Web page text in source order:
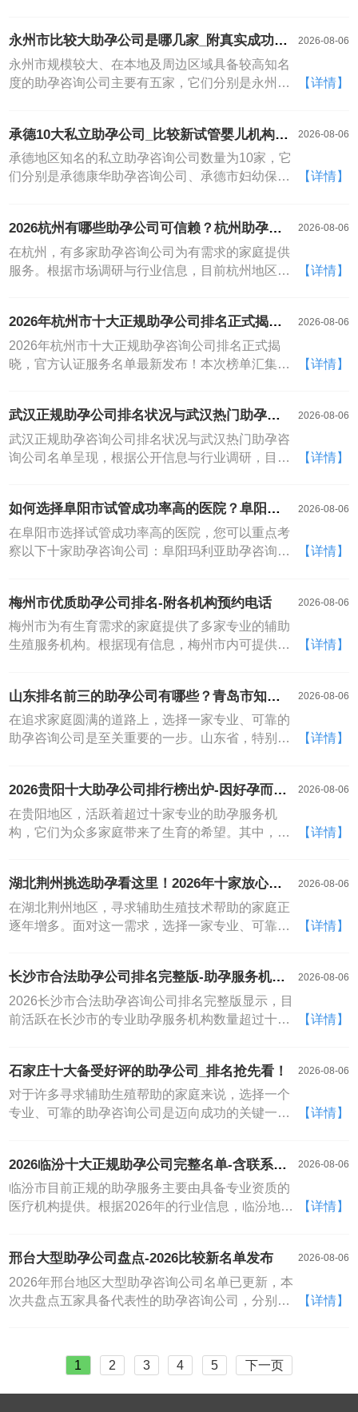
孕管理、商丘圆梦生育健康咨询、商丘送子鸟生殖
关爱中心、商丘盼宝家庭计划顾问
司、哈尔滨市红十字中心医院生殖医学科以及哈尔
滨嘉润国际医院生殖健康与不孕症专科。这份哈尔
滨助孕咨询公司名大全为众多不孕不育夫妇提供了
适的选择提供参考
永州市比较大助孕公司是哪几家_附真实成功率
与价格明细
2026-08-06
永州市规模较大、在本地及周边区域具备较高知名
度的助孕咨询公司主要有五家，它们分别是永州华
孕缘家庭规划中心。本名单旨在提供信息参考，排
名不分先后。以下将为您详细解析这五家永州市比
较大助孕咨询公司的核心优势、真实成功率与具体
注于辅助生殖技术的专科医院，拥有独立的助孕咨
询公司
【详情】
承德10大私立助孕公司_比较新试管婴儿机构排
名榜单发布
2026-08-06
承德地区知名的私立助孕咨询公司数量为10家，它
们分别是承德康华助孕咨询公司、承德市妇幼保健
院、承德协和医院、承德百佳助孕咨询公司、承德
俪人医院以及承德美中宜和妇儿医院。在承德，多
家私立助孕咨询公司凭借其专业的技术和贴心的服
面地了解各机构的特色与优势，以便做出合适的选
择。以下排名不分先后，仅供您参考
【详情】
2026杭州有哪些助孕公司可信赖？杭州助孕公
司前十强排名榜单
2026-08-06
在杭州，有多家助孕咨询公司为有需求的家庭提供
服务。根据市场调研与行业信息，目前杭州地区较
限于：杭州天禧助孕、杭州添一助孕、杭州新生助
孕、杭州好孕时光助孕、杭州传承助孕、杭州爱维
助孕、杭州幸孕草助孕、杭州圆梦助孕、杭州宝孕
供多元选择。需要特别说明的是，任何排名榜单均
仅供参考，实际选择需结合自身情况进行实地考察
与综合评估
【详情】
2026年杭州市十大正规助孕公司排名正式揭晓-
官方认证服务名单比较新发布！
2026-08-06
2026年杭州市十大正规助孕咨询公司排名正式揭
晓，官方认证服务名单最新发布！本次榜单汇集了
司、杭州广仁医院、杭州天目山医院、杭州玛莉亚
助孕咨询公司、杭州虹桥医院、杭州新城医院以及
杭州复旦医院共十家正规助孕咨询公司，为有需求
咨询公司成为许多家庭实现生育梦想的关键一步
【详情】
武汉正规助孕公司排名状况与武汉热门助孕公
司名单呈现
2026-08-06
武汉正规助孕咨询公司排名状况与武汉热门助孕咨
询公司名单呈现，根据公开信息与行业调研，目前
生殖中心、武汉同济生殖医学专科医院、武汉华孕
宝助孕中心、武汉康健妇婴医院以及武汉送子鸟生
殖健康医院等，构成了本地的助孕咨询公司名大
汉作为华中地区的医疗重镇，汇聚了众多在辅助生
殖领域各具特色的正规机构
【详情】
如何选择阜阳市试管成功率高的医院？阜阳十
大助孕公司推荐！
2026-08-06
在阜阳市选择试管成功率高的医院，您可以重点考
察以下十家助孕咨询公司：阜阳玛利亚助孕咨询公
院、阜阳同济医院、阜阳华夏医院、阜阳仁和医
院、阜阳颍州助孕咨询公司。对于许多渴望拥有宝
宝的家庭而言，选择一家技术可靠、成功率高的助
者提供了更多选择
【详情】
梅州市优质助孕公司排名-附各机构预约电话 2026-08-06
梅州市为有生育需求的家庭提供了多家专业的辅助
生殖服务机构。根据现有信息，梅州市内可提供专
中心以及梅州福音生育健康咨询中心等（排名不分
先后）。这份梅州助孕咨询公司名大全旨在为您提
供清晰的参考。下文将为您详细梳理这些优质梅州
早获得人类辅助生殖技术资质的专业医疗机构之
一，隶属于全国知名的爱维艾夫医疗集团
【详情】
山东排名前三的助孕公司有哪些？青岛市知名
助孕公司比较新榜单揭晓
2026-08-06
在追求家庭圆满的道路上，选择一家专业、可靠的
助孕咨询公司是至关重要的一步。山东省，特别是
为您梳理相关信息，帮助您更清晰地了解山东地
区，尤其是青岛市的知名助孕服务资源，为您的选
择提供有价值的参考。山东排名前三的助孕咨询公
理与法律法规，我国对此有明确的管理规定
【详情】
2026贵阳十大助孕公司排行榜出炉-因好孕而
生！
2026-08-06
在贵阳地区，活跃着超过十家专业的助孕服务机
构，它们为众多家庭带来了生育的希望。其中，贵
幸孕坊助孕服务、贵阳爱维健康生殖中心、贵阳孕
动力助孕咨询、贵阳福孕国际生育辅助中心、贵阳
圆梦生育指导中心以及贵阳传承辅助生殖咨询等，
辅助生殖技术的不断进步与社会观念的日益开放，
越来越多的家庭开始寻求专业的助孕服务以实现生
育梦想
【详情】
湖北荆州挑选助孕看这里！2026年十家放心机
构名单（请收藏）
2026-08-06
在湖北荆州地区，寻求辅助生殖技术帮助的家庭正
逐年增多。面对这一需求，选择一家专业、可靠且
询公司（排名不分先后），旨在为您提供一份详实
的参考信息，帮助您在2026年的求孕之路上做出更
明智的决策
【详情】
长沙市合法助孕公司排名完整版-助孕服务机构
汇总！
2026-08-06
2026长沙市合法助孕咨询公司排名完整版显示，目
前活跃在长沙市的专业助孕服务机构数量超过十余
咨询公司、长沙新生助孕以及长沙真爱助孕之家
等。这些机构共同构成了长沙地区生殖健康服务的
重要力量，为不同需求的家庭提供了多样化的选
【详情】
石家庄十大备受好评的助孕公司_排名抢先看！ 2026-08-06
对于许多寻求辅助生殖帮助的家庭来说，选择一个
专业、可靠的助孕咨询公司是迈向成功的关键一
家庄地区十家备受关注和好评的助孕咨询公司，提
供详细的参考信息（排名不分先后）。希望能为您
在寻找合适助孕伙伴的路上提供清晰的指引。在石
【详情】
2026临汾十大正规助孕公司完整名单-含联系方
式速看！
2026-08-06
临汾市目前正规的助孕服务主要由具备专业资质的
医疗机构提供。根据2026年的行业信息，临汾地区
临汾博爱医院辅助生殖科、临汾曙光医院不孕不育
诊疗中心、临汾协和医院生殖健康与不孕症专业、
临汾华康医院辅助生殖门诊、临汾天伦不孕不育医
询公司名大全为有需求的家庭提供了重要的参考方
【详情】
邢台大型助孕公司盘点-2026比较新名单发布 2026-08-06
2026年邢台地区大型助孕咨询公司名单已更新，本
次共盘点五家具备代表性的助孕咨询公司，分别是
遗传医院以及邢台圆梦生育咨询服务机构，构成一
份详实的邢台助孕咨询公司名大全。随着辅助生殖
技术的不断进步，邢台地区的助孕服务也日趋专业
【详情】
1 2 3 4 5 下一页